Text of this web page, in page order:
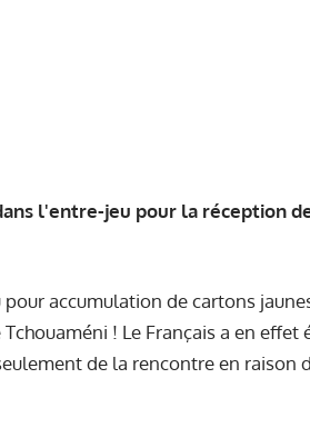
l'entre-jeu pour la réception
accumulation de cartons
! Le Français a en effet
de la rencontre en raison